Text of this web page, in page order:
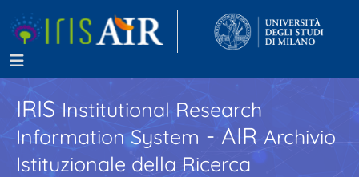
IRISInstitutional Research
Information System - AIR Archivio
Istituzionale della Ricerca